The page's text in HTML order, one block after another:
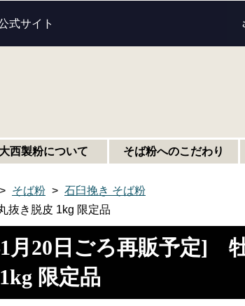
式サイト
大西製粉について そば粉へのこだわり
そば粉
石臼挽き そば粉
抜き脱皮 1kg 限定品
1月20日ごろ再販予定]
限定品